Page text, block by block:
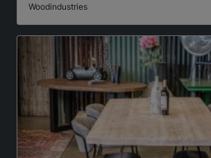
Woodindustries